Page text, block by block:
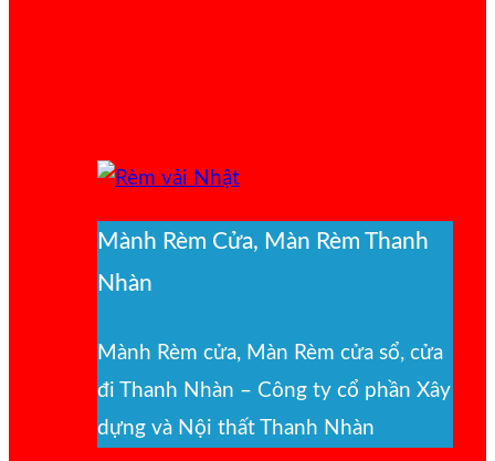
Mành Rèm Cửa, Màn Rèm Thanh
Nhàn
Mành Rèm cửa, Màn Rèm cửa sổ, cửa
đi Thanh Nhàn – Công ty cổ phần Xây
dựng và Nội thất Thanh Nhàn